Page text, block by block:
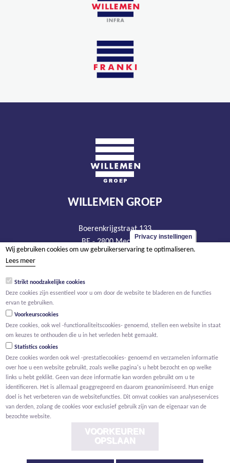
WILLEMEN GROEP
Boerenkrijgstraat 133
BE - 2800 Mechelen
tel +32 15 569 965
BTW BE 0466.256.432
Privacy instellingen
Wij gebruiken cookies om uw gebruikerservaring te optimaliseren.
Lees meer
Strikt noodzakelijke cookies
Deze cookies zijn essentieel voor u om door de website te bladeren en de functies
ervan te gebruiken.
Voorkeurscookies
Deze cookies, ook wel -functionaliteitscookies- genoemd, stellen een website in staat
om keuzes te onthouden die u in het verleden hebt gemaakt.
Statistics cookies
Deze cookies worden ook wel -prestatiecookies- genoemd en verzamelen informatie
over hoe u een website gebruikt, zoals welke pagina's u hebt bezocht en op welke
links u hebt geklikt. Geen van deze informatie kan worden gebruikt om u te
identificeren. Het is allemaal geaggregeerd en daarom geanonimiseerd. Hun enige
doel is het verbeteren van de websitefuncties. Dit omvat cookies van analyseservices
van derden, zolang de cookies voor exclusief gebruik zijn van de eigenaar van de
bezochte website.
VOORKEUREN
OPSLAAN